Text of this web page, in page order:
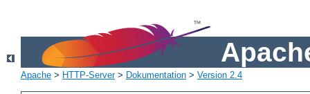
Apache > HTTP-Server> Dokumentation > Version 2.4